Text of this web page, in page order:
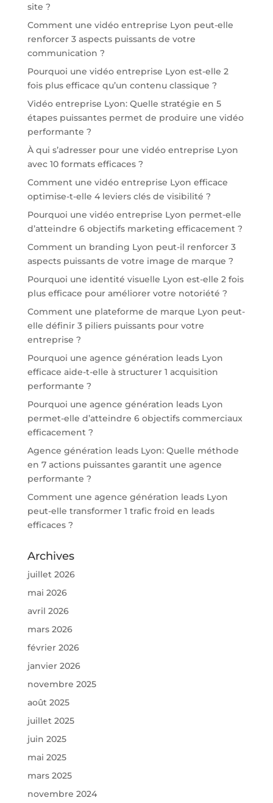
site ?
Comment une vidéo entreprise Lyon peut-elle
renforcer 3 aspects puissants de votre
communication ?
Pourquoi une vidéo entreprise Lyon est-elle 2
fois plus efficace qu’un contenu classique ?
Vidéo entreprise Lyon: Quelle stratégie en 5
étapes puissantes permet de produire une vidéo
performante ?
À qui s’adresser pour une vidéo entreprise Lyon
avec 10 formats efficaces ?
Comment une vidéo entreprise Lyon efficace
optimise-t-elle 4 leviers clés de visibilité ?
Pourquoi une vidéo entreprise Lyon permet-elle
d’atteindre 6 objectifs marketing efficacement ?
Comment un branding Lyon peut-il renforcer 3
aspects puissants de votre image de marque ?
Pourquoi une identité visuelle Lyon est-elle 2 fois
plus efficace pour améliorer votre notoriété ?
Comment une plateforme de marque Lyon peut-
elle définir 3 piliers puissants pour votre
entreprise ?
Pourquoi une agence génération leads Lyon
efficace aide-t-elle à structurer 1 acquisition
performante ?
Pourquoi une agence génération leads Lyon
permet-elle d’atteindre 6 objectifs commerciaux
efficacement ?
Agence génération leads Lyon: Quelle méthode
en 7 actions puissantes garantit une agence
performante ?
Comment une agence génération leads Lyon
peut-elle transformer 1 trafic froid en leads
efficaces ?
Archives
juillet 2026
mai 2026
avril 2026
mars 2026
février 2026
janvier 2026
novembre 2025
août 2025
juillet 2025
juin 2025
mai 2025
mars 2025
novembre 2024